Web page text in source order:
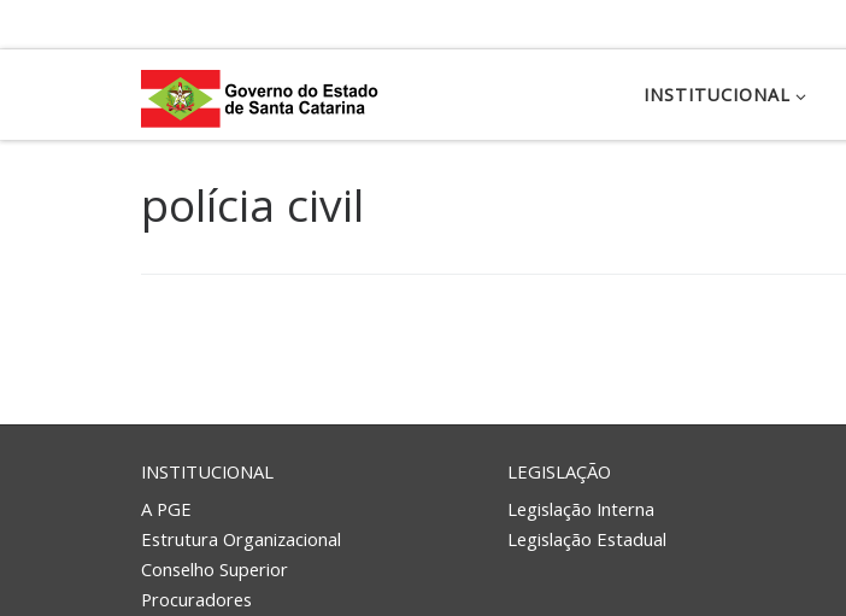
INSTITUCIONAL
polícia civil
INSTITUCIONAL
A PGE
Estrutura Organizacional
Conselho Superior
Procuradores
LEGISLAÇÃO
Legislação Interna
Legislação Estadual